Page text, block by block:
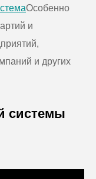
Особенно
и
и других
системы